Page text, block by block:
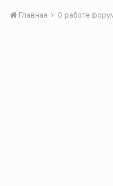
Главная О работе